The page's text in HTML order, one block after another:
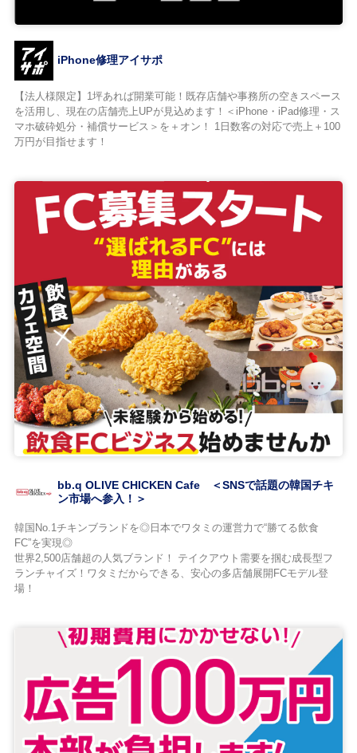
iPhone修理アイサポ
【法人様限定】1坪あれば開業可能！既存店舗や事務所の空きスペース
を活用し、現在の店舗売上UPが見込めます！＜iPhone・iPad修理・ス
マホ破砕処分・補償サービス＞を＋オン！ 1日数客の対応で売上＋100
万円が目指せます！
bb.q OLIVE CHICKEN Cafe ＜SNSで話題の韓国チキ
ン市場へ参入！＞
韓国No.1チキンブランドを◎日本でワタミの運営力で“勝てる飲食
FC”を実現◎
世界2,500店舗超の人気ブランド！ テイクアウト需要を掴む成長型フ
ランチャイズ！ワタミだからできる、安心の多店舗展開FCモデル登
場！